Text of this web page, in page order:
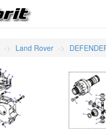
Land Rover